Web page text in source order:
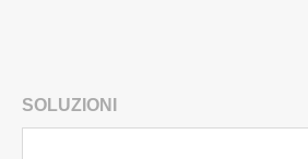
SOLUZIONI